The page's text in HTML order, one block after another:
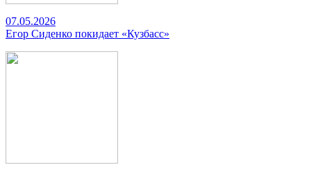
07.05.2026
Егор Сиденко покидает «Кузбасс»